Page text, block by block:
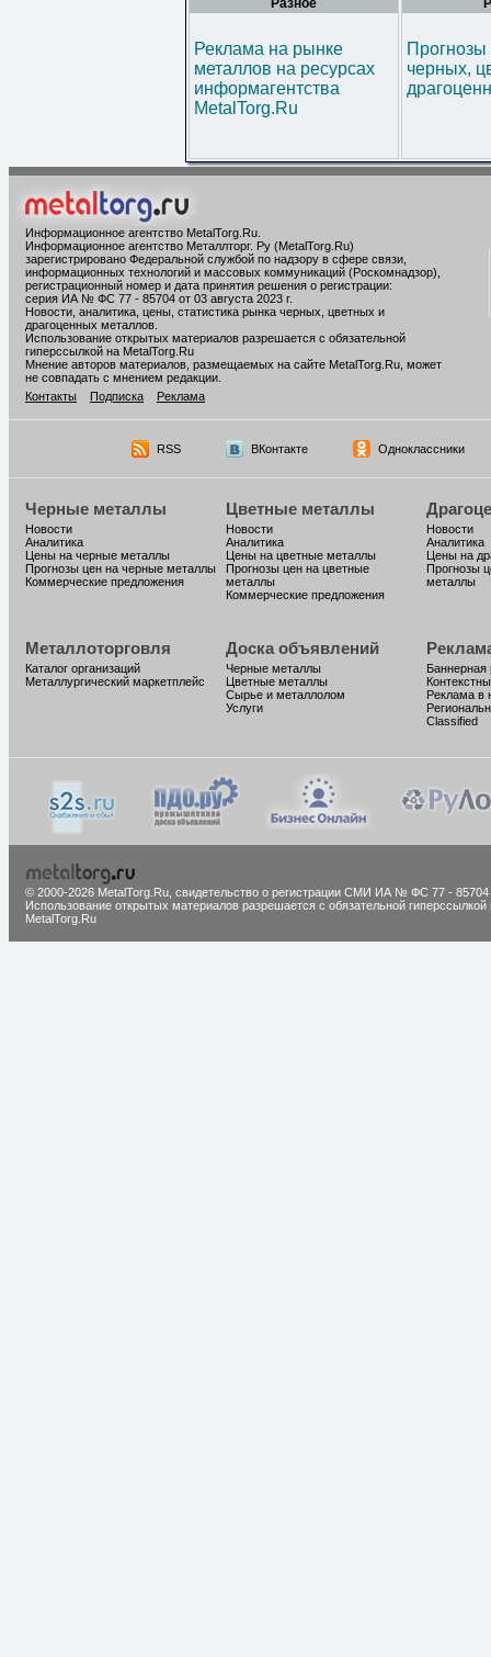
Разное
Реклама на рынке
металлов на ресурсах
информагентства
MetalTorg.Ru
черных,
Информационное агентство MetalTorg.Ru
Информационное агентство Металлторг. Ру (MetalTorg.Ru)
зарегистрировано Федеральной службой по надзору в сфере связи,
информационных технологий и массовых коммуникаций (Роскомнадзор),
регистрационный номер и дата принятия решения о регистрации:
серия ИА № ФС 77 - 85704 от 03 августа 2023 г.
Новости, аналитика, цены, статистика рынка черных, цветных и
драгоценных металлов.
Использование открытых материалов разрешается с обязательной
гиперссылкой на MetalTorg.Ru
Мнение авторов материалов, размещаемых на сайте MetalTorg.Ru, может
не совпадать с мнением редакции.
Контакты
Подписка Реклама
RSS ВКонтакте Одноклассники
Черные металлы
Новости
Аналитика
Цены на черные металлы
Прогнозы цен на черные металлы
Коммерческие предложения
Цветные металлы
Новости
Аналитика
Цены на цветные металлы
Прогнозы цен на цветные
металлы
Коммерческие предложения
Новости
Аналитика
Цены на
Прогнозы
металлы
Металлоторговля
Каталог организаций
Металлургический маркетплейс
Доска объявлений
Черные металлы
Цветные металлы
Сырье и металлолом
Услуги
Баннерная
Реклама в
Classified
© 2000-2026 MetalTorg.Ru, cвидетельство о регистрации СМИ ИА № ФС 77 - 85704
Использование открытых материалов разрешается с обязательной гиперссылкой
MetalTorg.Ru